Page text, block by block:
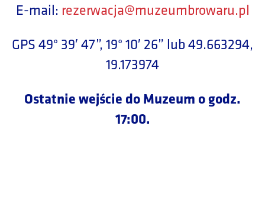
E-mail: rezerwacja@muzeumbrowaru.pl
GPS 49° 39′ 47”, 19° 10′ 26” lub 49.663294,
19.173974
Ostatnie wejście do Muzeum o godz.
17:00.